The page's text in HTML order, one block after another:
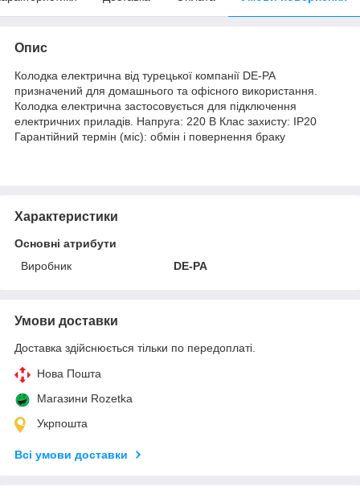
Опис
Колодка електрична від турецької компанії DE-PA
призначений для домашнього та офісного використання.
Колодка електрична застосовується для підключення
електричних приладів. Напруга: 220 В Клас захисту: IP20
Гарантійний термін (міс): обмін і повернення браку
Характеристики
Основні атрибути
Виробник
DE-PA
Умови доставки
Доставка здійснюється тільки по передоплаті.
Нова Пошта
Магазини Rozetka
Укрпошта
Всі умови доставки